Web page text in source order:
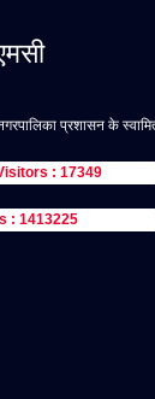
प्रशासन के
: 17349
: 1413225